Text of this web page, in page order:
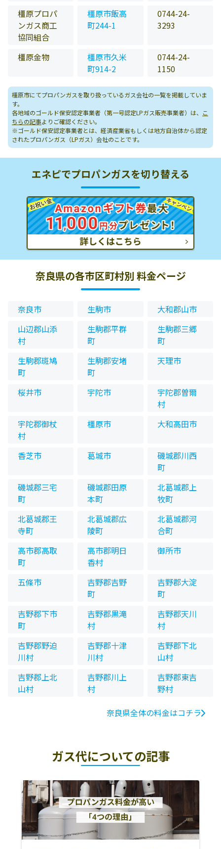
橿原プロパ
ンガス商工
協同組合
橿原市飯高
町244-1
0744-24-
3293
橿原金物
橿原市久米
町914-2
0744-24-
1150
橿原市にてプロパンガスを取り扱っているガス会社の一覧を掲載していま
す。
各地域のゴールド保安認定事業者（第一号認定LPガス販売事業者）は、
こ
ちらの記事よりご確認ください。
※ゴールド保安認定事業者とは、経済産業省もしくは地方自治体から認定
されたプロパンガス（LPガス）会社のことです。
エネピでプロパンガスを切り替える
奈良県の各市区町村別 料金ページ
奈良市 生駒市
大和郡山市
山辺郡山添
村
生駒郡平群
町
生駒郡三郷
町
生駒郡斑鳩
町
生駒郡安堵
町
天理市
桜井市 宇陀市
宇陀郡曽爾
村
宇陀郡御杖
村
橿原市 大和高田市
香芝市 葛城市
磯城郡川西
町
磯城郡三宅
町
磯城郡田原
本町
北葛城郡上
牧町
北葛城郡王
寺町
北葛城郡広
陵町
北葛城郡河
合町
高市郡高取
町
高市郡明日
香村
御所市
五條市
吉野郡吉野
町
吉野郡大淀
町
吉野郡下市
町
吉野郡黒滝
村
吉野郡天川
村
吉野郡野迫
川村
吉野郡十津
川村
吉野郡下北
山村
吉野郡上北
山村
吉野郡川上
村
吉野郡東吉
野村
奈良県全体の料金はコチラ
ガス代についての記事